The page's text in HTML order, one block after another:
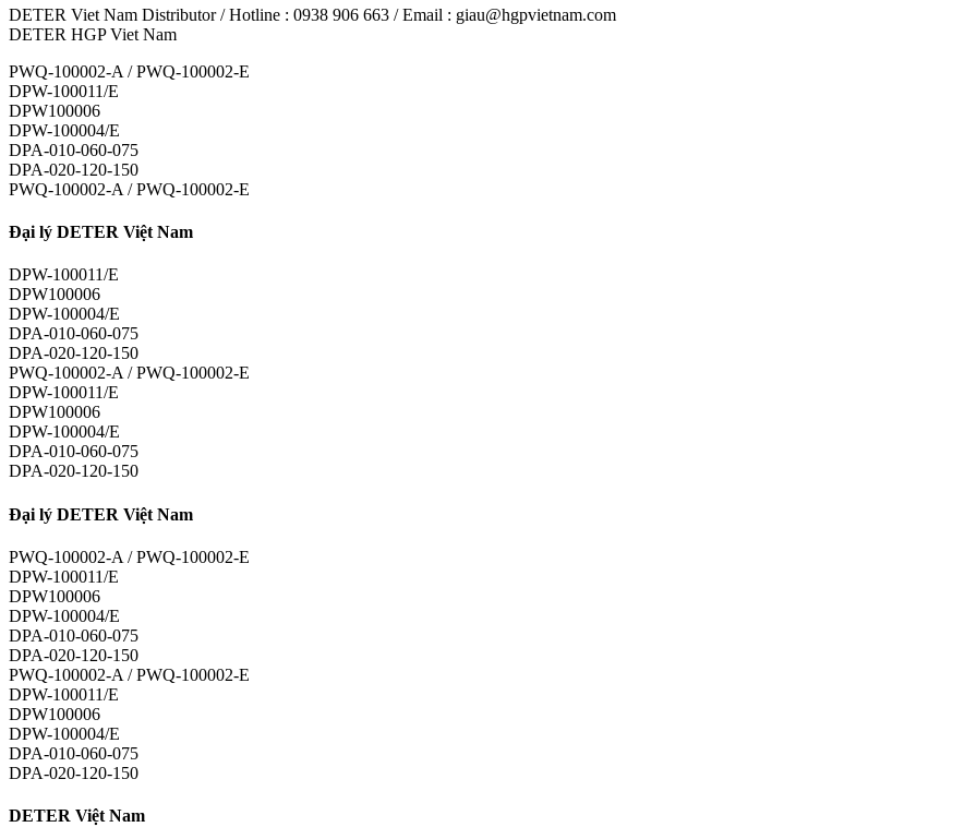
DETER Viet Nam Distributor / Hotline : 0938 906 663 / Email : giau@hgpvietnam.com
DETER HGP Viet Nam
PWQ-100002-A / PWQ-100002-E
DPW-100011/E
DPW100006
DPW-100004/E
DPA-010-060-075
DPA-020-120-150
PWQ-100002-A / PWQ-100002-E
Đại lý DETER Việt Nam
DPW-100011/E
DPW100006
DPW-100004/E
DPA-010-060-075
DPA-020-120-150
PWQ-100002-A / PWQ-100002-E
DPW-100011/E
DPW100006
DPW-100004/E
DPA-010-060-075
DPA-020-120-150
Đại lý DETER Việt Nam
PWQ-100002-A / PWQ-100002-E
DPW-100011/E
DPW100006
DPW-100004/E
DPA-010-060-075
DPA-020-120-150
PWQ-100002-A / PWQ-100002-E
DPW-100011/E
DPW100006
DPW-100004/E
DPA-010-060-075
DPA-020-120-150
DETER Việt Nam